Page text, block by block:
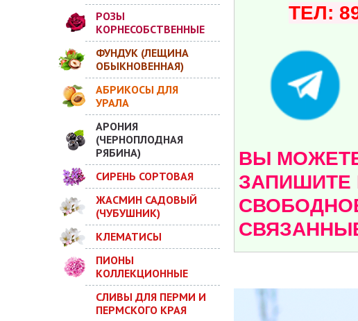
РОЗЫ
КОРНЕСОБСТВЕННЫЕ
ФУНДУК (ЛЕЩИНА
ОБЫКНОВЕННАЯ)
АБРИКОСЫ ДЛЯ
УРАЛА
АРОНИЯ
(ЧЕРНОПЛОДНАЯ
РЯБИНА)
СИРЕНЬ СОРТОВАЯ
ЖАСМИН САДОВЫЙ
(ЧУБУШНИК)
КЛЕМАТИСЫ
ПИОНЫ
КОЛЛЕКЦИОННЫЕ
СЛИВЫ ДЛЯ ПЕРМИ И
ПЕРМСКОГО КРАЯ
ТЕЛ:
ВЫ МОЖЕТЕ
ЗАПИШИТЕ